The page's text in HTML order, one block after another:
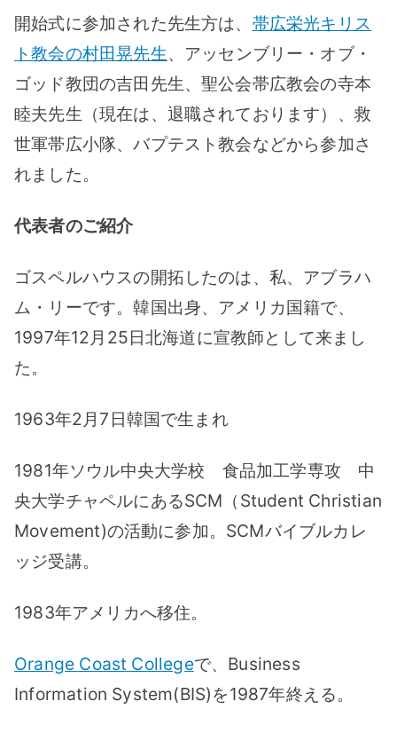
開始式に参加された先生方は、 帯広栄光キリス
ト教会の村田晃先生、アッセンブリー・オブ・
ゴッド教団の吉田先生、聖公会帯広教会の寺本
睦夫先生（現在は、退職されております）、救
世軍帯広小隊、バプテスト教会などから参加さ
れました。
代表者のご紹介
ゴスペルハウスの開拓したのは、私、アブラハ
ム・リーです。韓国出身、アメリカ国籍で、
1997年12月25日北海道に宣教師として来まし
た。
1963年2月7日韓国で生まれ
1981年ソウル中央大学校 食品加工学専攻 中
央大学チャペルにあるSCM（Student Christian
Movement)の活動に参加。SCMバイブルカレ
ッジ受講。
1983年アメリカへ移住。
Orange Coast Collegeで、Business
Information System(BIS)を1987年終える。